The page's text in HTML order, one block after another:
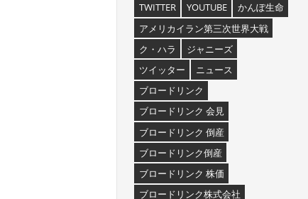
TWITTER
YOUTUBE
かんぽ生命
アメリカイラン第三次世界大戦
ク・ハラ
ジャニーズ
ツイッター
ニュース
ブロードリンク
ブロードリンク 会見
ブロードリンク 倒産
ブロードリンク倒産
ブロードリンク 株価
ブロードリンク株式会社